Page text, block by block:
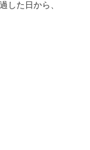
した日から、